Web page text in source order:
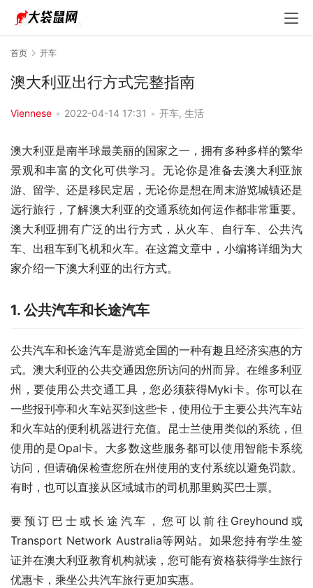
首页 开车
澳大利亚出行方式完整指南
Viennese • 2022-04-14 17:31 • 开车, 生活
澳大利亚是南半球最美丽的国家之一，拥有多种多样的繁华
景观和丰富的文化可供学习。无论你是准备去澳大利亚旅
游、留学、还是移民定居，无论你是想在周末游览城镇还是
远行旅行，了解澳大利亚的交通系统如何运作都非常重要。
澳大利亚拥有广泛的出行方式，从火车、自行车、公共汽
车、出租车到飞机和火车。在这篇文章中，小编将详细为大
家介绍一下澳大利亚的出行方式。
1. 公共汽车和长途汽车
公共汽车和长途汽车是游览全国的一种有趣且经济实惠的方
式。澳大利亚的公共交通因您所访问的州而异。在维多利亚
州，要使用公共交通工具，您必须获得Myki卡。你可以在
一些报刊亭和火车站买到这些卡，使用位于主要公共汽车站
和火车站的便利机器进行充值。昆士兰使用类似的系统，但
使用的是Opal卡。大多数这些服务都可以使用智能卡系统
访问，但请确保检查您所在州使用的支付系统以避免罚款。
有时，也可以直接从区域城市的司机那里购买巴士票。
要预订巴士或长途汽车，您可以前往Greyhound或
Transport Network Australia等网站。如果您持有学生签
证并在澳大利亚教育机构就读，您可能有资格获得学生旅行
优惠卡，乘坐公共汽车旅行更加实惠。